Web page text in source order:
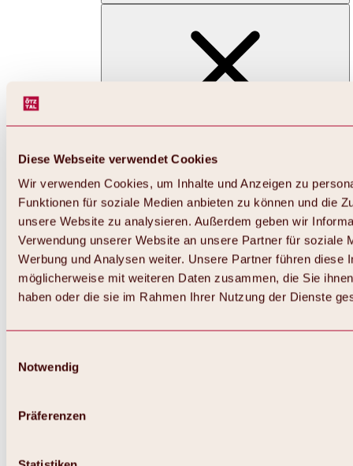
Diese Webseite verwendet Cookies
Wir verwenden Cookies, um Inhalte und Anzeigen zu
Funktionen für soziale Medien anbieten zu können und die
unsere Website zu analysieren. Außerdem geben wir
Verwendung unserer Website an unsere Partner für soziale
Werbung und Analysen weiter. Unsere Partner führen diese
möglicherweise mit weiteren Daten zusammen, die Sie
haben oder die sie im Rahmen Ihrer Nutzung der Dienste
Notwendig
Präferenzen